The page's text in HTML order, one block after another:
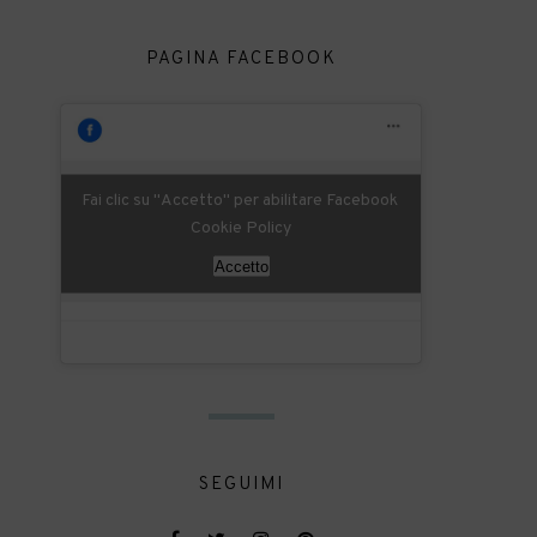
PAGINA FACEBOOK
Fai clic su "Accetto" per abilitare Facebook
Cookie Policy
Accetto
SEGUIMI